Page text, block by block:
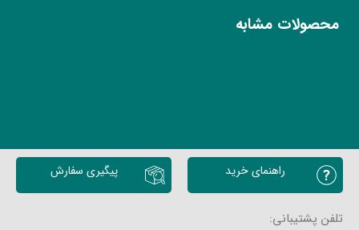
محصولات مشابه
راهنمای خرید پیگیری سفارش
تلفن پشتیبانی: